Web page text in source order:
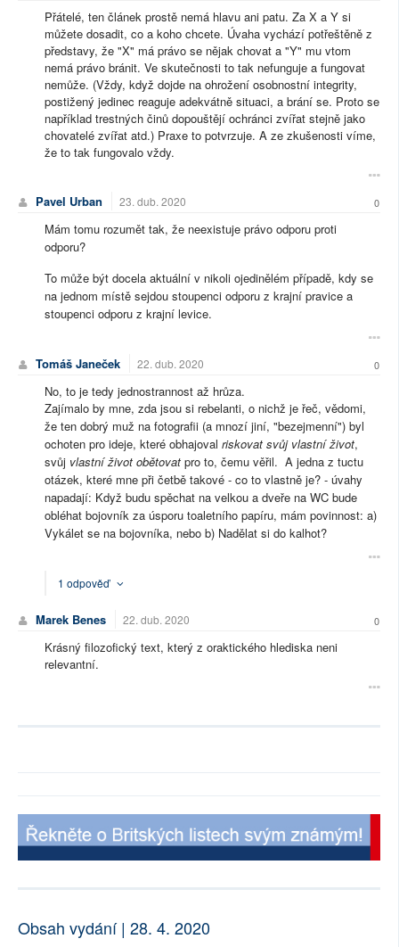
Přátelé, ten článek prostě nemá hlavu ani patu. Za X a Y si
můžete dosadit, co a koho chcete. Úvaha vychází potřeštěně z
představy, že "X" má právo se nějak chovat a "Y" mu vtom
nemá právo bránit. Ve skutečnosti to tak nefunguje a fungovat
nemůže. (Vždy, když dojde na ohrožení osobnostní integrity,
postižený jedinec reaguje adekvátně situaci, a brání se. Proto se
například trestných činů dopouštějí ochránci zvířat stejně jako
chovatelé zvířat atd.) Praxe to potvrzuje. A ze zkušenosti víme,
že to tak fungovalo vždy.
Pavel Urban 23. dub. 2020 0
Mám tomu rozumět tak, že neexistuje právo odporu proti
odporu?
To může být docela aktuální v nikoli ojedinělém případě, kdy se
na jednom místě sejdou stoupenci odporu z krajní pravice a
stoupenci odporu z krajní levice.
Tomáš Janeček 22. dub. 2020 0
No, to je tedy jednostrannost až hrůza.
Zajímalo by mne, zda jsou si rebelanti, o nichž je řeč, vědomi,
že ten dobrý muž na fotografii (a mnozí jiní, "bezejmenní") byl
ochoten pro ideje, které obhajoval riskovat svůj vlastní život,
svůj vlastní život obětovat pro to, čemu věřil. A jedna z tuctu
otázek, které mne při četbě takové - co to vlastně je? - úvahy
napadají: Když budu spěchat na velkou a dveře na WC bude
obléhat bojovník za úsporu toaletního papíru, mám povinnost: a)
Vykálet se na bojovníka, nebo b) Nadělat si do kalhot?
1 odpověď
Marek Benes 22. dub. 2020 0
Krásný filozofický text, který z oraktického hlediska neni
relevantní.
Obsah vydání | 28. 4. 2020